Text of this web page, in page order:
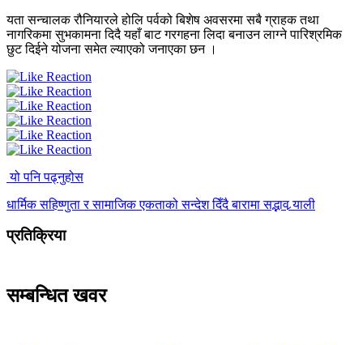
यता सन्चालक रौनियारले होलि पर्वको बिशेष अवसरमा सबै ग्राहक तथा
नागरिकमा सुभकामना दिदै यहाँ बाट गरगहना लिदा बनाउन लाग्ने पारिश्रमिक
छुट दिईने योजना समेत ल्याएको जनाएका छन ।
यो पनि पढ्नुहोस
धार्मिक सहिष्णुता र सामाजिक एकताको सन्देश दिँदै बारामा सद्भाव र्‍याली
प्रतिक्रिया
सम्बन्धित खवर